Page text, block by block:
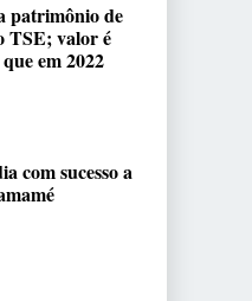
patrimônio de
TSE; valor é
em 2022
com sucesso a